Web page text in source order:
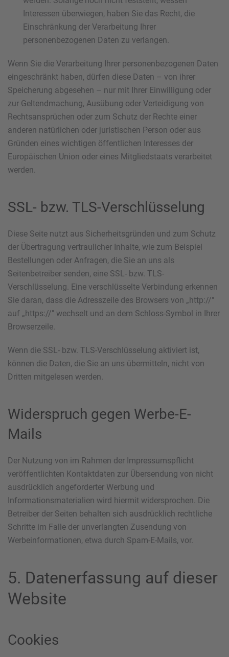
Interessen überwiegen, haben Sie das Recht, die
Einschränkung der Verarbeitung Ihrer
personenbezogenen Daten zu verlangen.
Wenn Sie die Verarbeitung Ihrer personenbezogenen Daten
eingeschränkt haben, dürfen diese Daten – von ihrer
Speicherung abgesehen – nur mit Ihrer Einwilligung oder
zur Geltendmachung, Ausübung oder Verteidigung von
Rechtsansprüchen oder zum Schutz der Rechte einer
anderen natürlichen oder juristischen Person oder aus
Gründen eines wichtigen öffentlichen Interesses der
Europäischen Union oder eines Mitgliedstaats verarbeitet
werden.
SSL- bzw. TLS-Verschlüsselung
Diese Seite nutzt aus Sicherheitsgründen und zum Schutz
der Übertragung vertraulicher Inhalte, wie zum Beispiel
Bestellungen oder Anfragen, die Sie an uns als
Seitenbetreiber senden, eine SSL- bzw. TLS-
Verschlüsselung. Eine verschlüsselte Verbindung erkennen
Sie daran, dass die Adresszeile des Browsers von „http://"
auf „https://" wechselt und an dem Schloss-Symbol in Ihrer
Browserzeile.
Wenn die SSL- bzw. TLS-Verschlüsselung aktiviert ist,
können die Daten, die Sie an uns übermitteln, nicht von
Dritten mitgelesen werden.
Widerspruch gegen Werbe-E-
Mails
Der Nutzung von im Rahmen der Impressumspflicht
veröffentlichten Kontaktdaten zur Übersendung von nicht
ausdrücklich angeforderter Werbung und
Informationsmaterialien wird hiermit widersprochen. Die
Betreiber der Seiten behalten sich ausdrücklich rechtliche
Schritte im Falle der unverlangten Zusendung von
Werbeinformationen, etwa durch Spam-E-Mails, vor.
5. Datenerfassung auf dieser
Website
Cookies